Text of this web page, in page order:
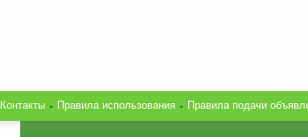
Контакты Правила использования Правила подачи